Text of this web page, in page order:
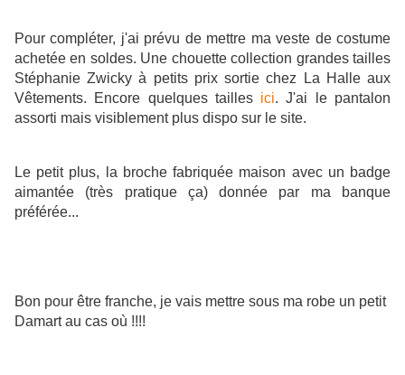
Pour compléter, j'ai prévu de mettre ma veste de costume
achetée en soldes. Une chouette collection grandes tailles
Stéphanie Zwicky à petits prix sortie chez La Halle aux
Vêtements. Encore quelques tailles ici. J'ai le pantalon
assorti mais visiblement plus dispo sur le site.
Le petit plus, la broche fabriquée maison avec un badge
aimantée (très pratique ça) donnée par ma banque
préférée...
Bon pour être franche, je vais mettre sous ma robe un petit
Damart au cas où !!!!